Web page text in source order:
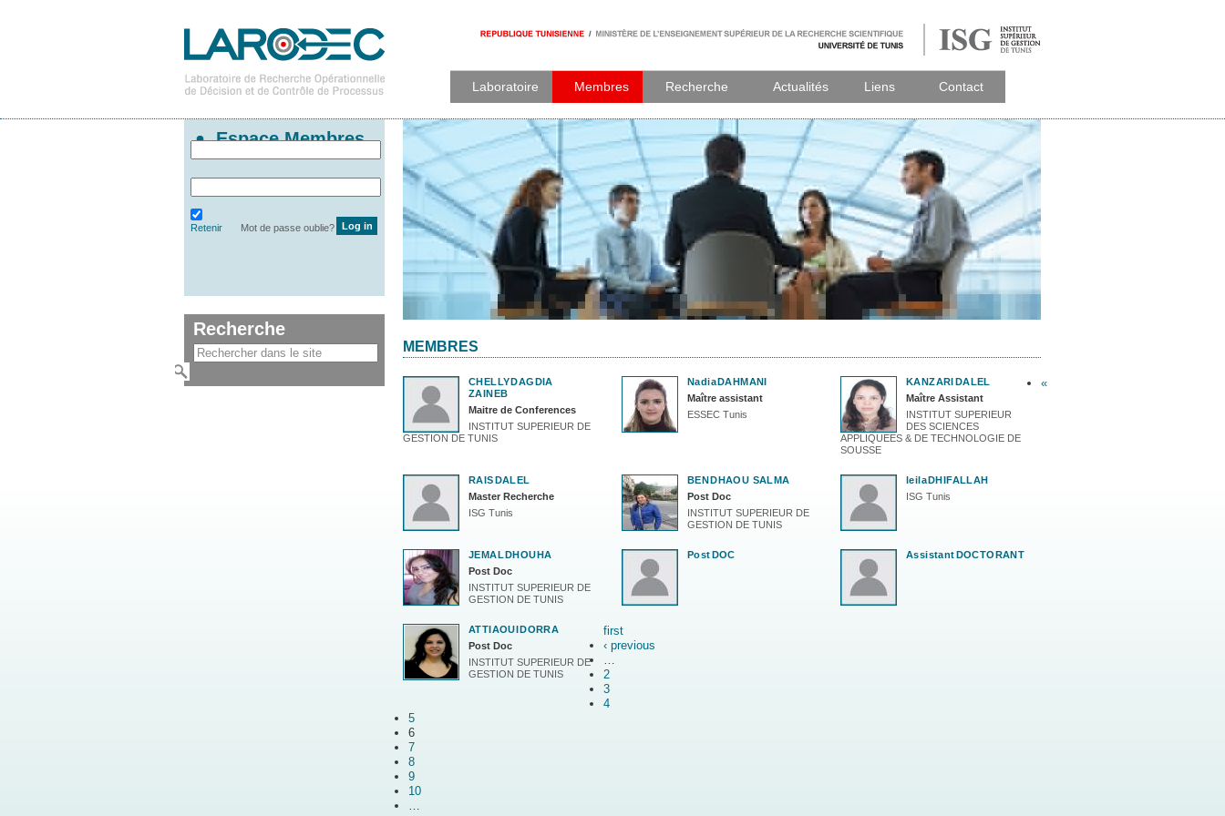
Laboratoire Membres Recherche Actualités Liens Contact
MEMBRES
CHELLYDAGDIA
ZAINEB
Maitre de Conferences
INSTITUT SUPERIEUR DE
GESTION DE TUNIS
NadiaDAHMANI
Maître assistant
ESSEC Tunis
KANZARIDALEL
Maître Assistant
INSTITUT SUPERIEUR
DES SCIENCES
APPLIQUEES & DE TECHNOLOGIE DE
SOUSSE
RAISDALEL
Master Recherche
ISG Tunis
BENDHAOU SALMA
Post Doc
INSTITUT SUPERIEUR DE
GESTION DE TUNIS
leilaDHIFALLAH
ISG Tunis
JEMALDHOUHA
Post Doc
INSTITUT SUPERIEUR DE
GESTION DE TUNIS
PostDOC AssistantDOCTORANT
ATTIAOUIDORRA
Post Doc
INSTITUT SUPERIEUR DE
GESTION DE TUNIS
«
first
‹ previous
…
2
3
4
5
6
7
8
9
10
…
Espace Membres
Retenir Mot de passe oublie?
Recherche